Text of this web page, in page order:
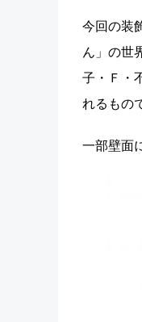
今回の装
ん」の世
子・Ｆ・
れるもの
一部壁面